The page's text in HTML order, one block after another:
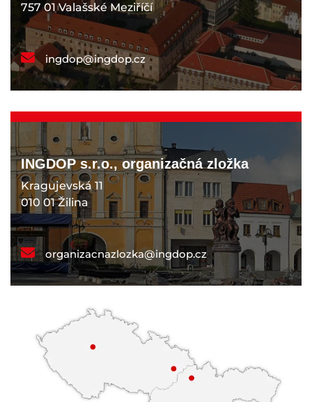
757 01 Valašské Meziříčí
ingdop@ingdop.cz
INGDOP s.r.o., organizačná zložka
Kragujevská 11
010 01 Žilina
organizacnazlozka@ingdop.cz